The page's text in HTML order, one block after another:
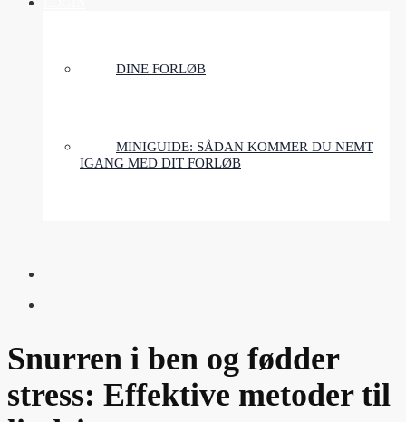
DINE FORLØB
MINIGUIDE: SÅDAN KOMMER DU NEMT
IGANG MED DIT FORLØB
Snurren i ben og fødder
stress: Effektive metoder til